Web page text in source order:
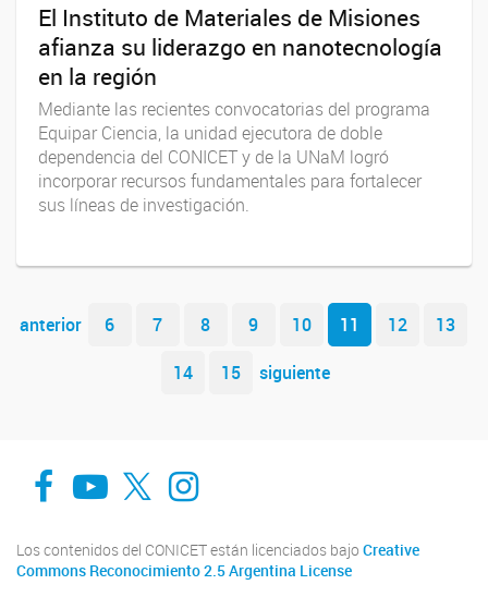
El Instituto de Materiales de Misiones
afianza su liderazgo en nanotecnología
en la región
Mediante las recientes convocatorias del programa
Equipar Ciencia, la unidad ejecutora de doble
dependencia del CONICET y de la UNaM logró
incorporar recursos fundamentales para fortalecer
sus líneas de investigación.
Navegador de artículos
anterior 6 7 8 9 10 11 12
13
14
15 siguiente
Facebook
You TubeTwitterInstagram
Los contenidos del CONICET están licenciados bajo Creative
Commons Reconocimiento 2.5 Argentina License